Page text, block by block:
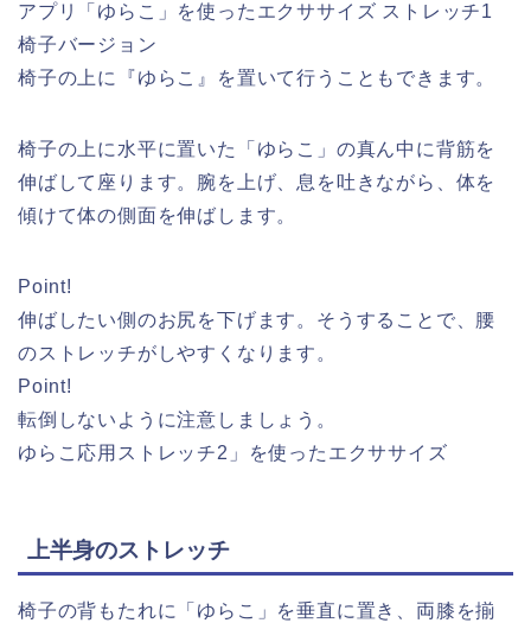
アプリ「ゆらこ」を使ったエクササイズ ストレッチ1
椅子バージョン
椅子の上に『ゆらこ』を置いて行うこともできます。
椅子の上に水平に置いた「ゆらこ」の真ん中に背筋を
伸ばして座ります。腕を上げ、息を吐きながら、体を
傾けて体の側面を伸ばします。
Point!
伸ばしたい側のお尻を下げます。そうすることで、腰
のストレッチがしやすくなります。
Point!
転倒しないように注意しましょう。
ゆらこ応用ストレッチ2」を使ったエクササイズ
上半身のストレッチ
椅子の背もたれに「ゆらこ」を垂直に置き、両膝を揃